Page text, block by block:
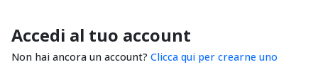
Accedi al tuo account
Non hai ancora un account? Clicca qui per crearne uno